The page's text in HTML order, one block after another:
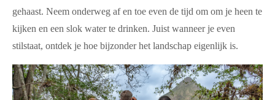
gehaast. Neem onderweg af en toe even de tijd om om je heen te
kijken en een slok water te drinken. Juist wanneer je even
stilstaat, ontdek je hoe bijzonder het landschap eigenlijk is.